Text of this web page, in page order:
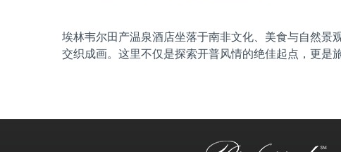
埃林韦尔田产温泉酒店坐落于南非文化、美食与自然景
交织成画。这里不仅是探索开普风情的绝佳起点，更是